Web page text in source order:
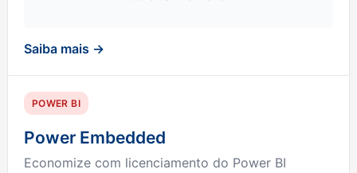
Saiba mais →
POWER BI
Power Embedded
Economize com licenciamento do Power BI